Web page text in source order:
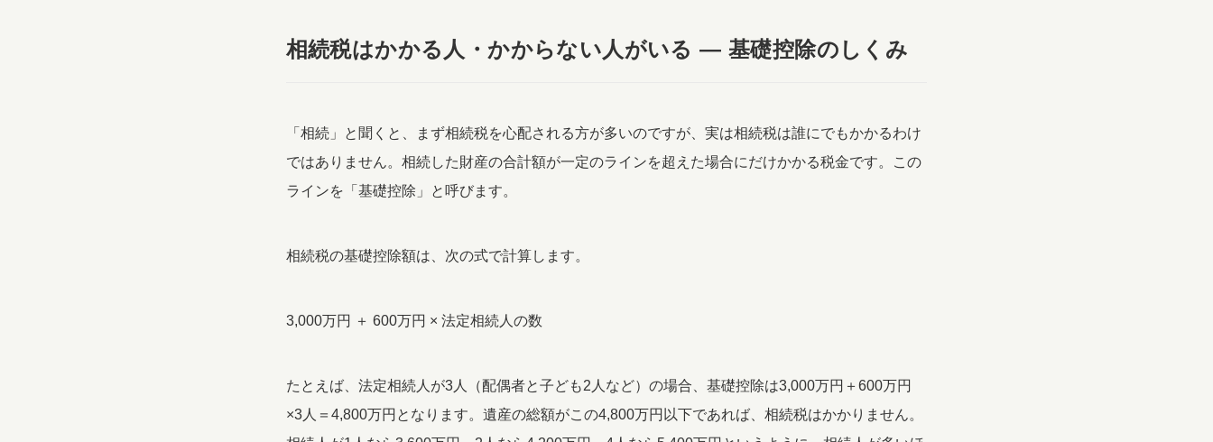
相続税はかかる人・かからない人がいる ― 基礎控除のしくみ
「相続」と聞くと、まず相続税を心配される方が多いのですが、実は相続税は誰にでもかかるわけ
ではありません。相続した財産の合計額が一定のラインを超えた場合にだけかかる税金です。この
ラインを「基礎控除」と呼びます。
相続税の基礎控除額は、次の式で計算します。
3,000万円 ＋ 600万円 × 法定相続人の数
たとえば、法定相続人が3人（配偶者と子ども2人など）の場合、基礎控除は3,000万円＋600万円
×3人＝4,800万円となります。遺産の総額がこの4,800万円以下であれば、相続税はかかりません。